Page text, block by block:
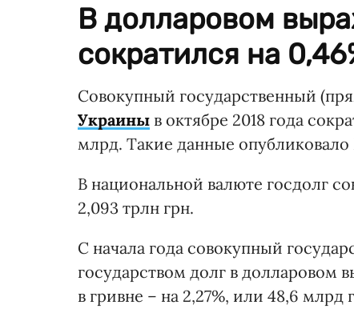
В долларовом
сократился на
Совокупный государственный
Украины в октябре 2018 года
млрд. Такие данные
В национальной валюте госдолг
2,093 трлн грн.
С начала года совокупный
государством долг в долларовом
в гривне – на 2,27%, или 48,6 млрд